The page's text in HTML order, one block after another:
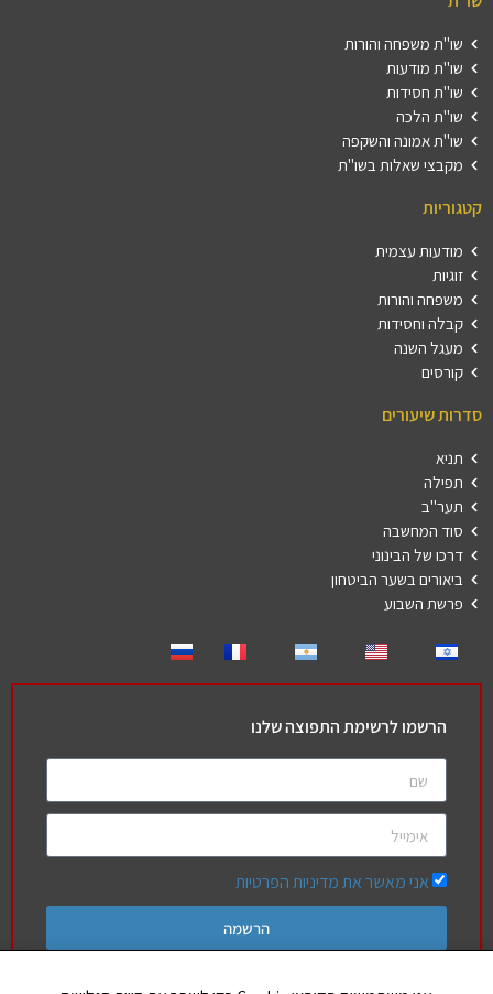
שו"ת משפחה והורות
שו"ת מודעות
שו"ת חסידות
שו"ת הלכה
שו"ת אמונה והשקפה
מקבצי שאלות בשו"ת
קטגוריות
מודעות עצמית
זוגיות
משפחה והורות
קבלה וחסידות
מעגל השנה
קורסים
סדרות שיעורים
תניא
תפילה
תער"ב
סוד המחשבה
דרכו של הבינוני
ביאורים בשער הביטחון
פרשת השבוע
הרשמו לרשימת התפוצה שלנו
אני מאשר את מדיניות הפרטיות
הרשמה